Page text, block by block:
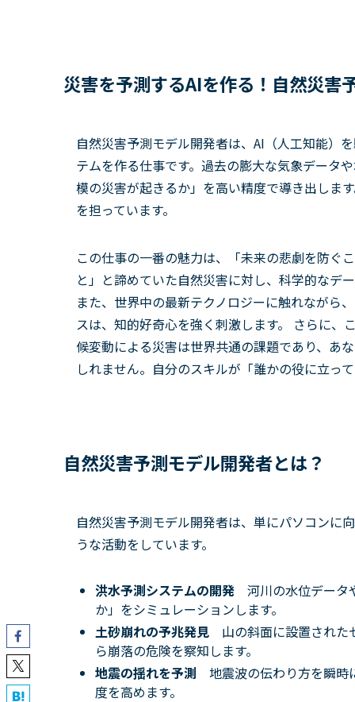
災害を予測するAIを作る！自然災害
自然災害予測モデル開発者は、AI（人工知能）
テムを作る仕事です。過去の膨大な気象データ
模の災害が起きるか」を高い精度で導き出しま
を担っています。
この仕事の一番の魅力は、「未来の悲劇を防ぐ
と」と諦めていた自然災害に対し、科学的なデ
また、世界中の最新テクノロジーに触れながら
スは、知的好奇心を強く刺激します。 さらに、
候変動による災害は世界共通の課題であり、あ
しれません。自分のスキルが「誰かの役に立っ
自然災害予測モデル開発者とは？
自然災害予測モデル開発者は、単にパソコンに
うな活動をしています。
洪水予測システムの開発 河川の水位データ
か」をシミュレーションします。
土砂崩れの予兆発見 山の斜面に設置され
ら崩落の危険を察知します。
地震の揺れを予測 地震波の伝わり方を瞬
度を高めます。